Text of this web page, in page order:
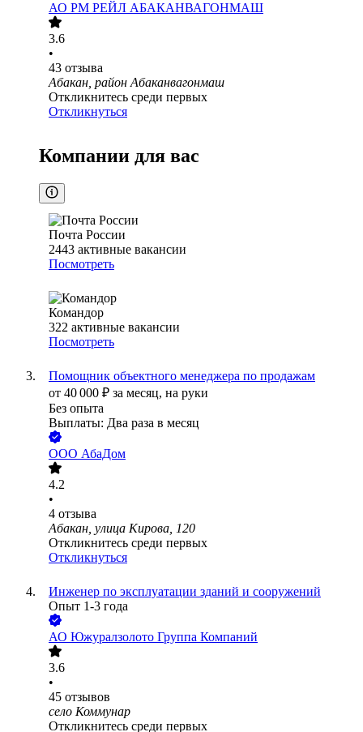
АО РМ РЕЙЛ АБАКАНВАГОНМАШ
3.6
•
43 отзыва
Абакан, район Абаканвагонмаш
Откликнитесь среди первых
Откликнуться
Компании для вас
Почта России
2443 активные вакансии
Посмотреть
Командор
322 активные вакансии
Посмотреть
Помощник объектного менеджера по продажам
от 40 000 ₽ за месяц, на руки
Без опыта
Выплаты: Два раза в месяц
ООО АбаДом
4.2
•
4 отзыва
Абакан, улица Кирова, 120
Откликнитесь среди первых
Откликнуться
Инженер по эксплуатации зданий и сооружений
Опыт 1-3 года
АО Южуралзолото Группа Компаний
3.6
•
45 отзывов
село Коммунар
Откликнитесь среди первых